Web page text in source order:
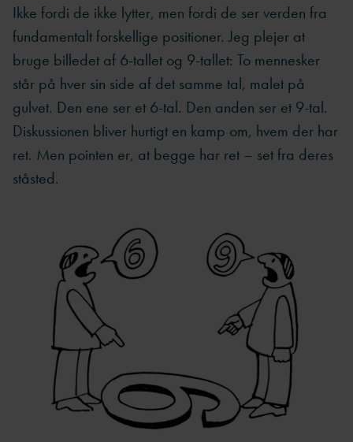
Ikke fordi de ikke lytter, men fordi de ser verden fra
fundamentalt forskellige positioner. Jeg plejer at
bruge billedet af 6-tallet og 9-tallet: To mennesker
står på hver sin side af det samme tal, malet på
gulvet. Den ene ser et 6-tal. Den anden ser et 9-tal.
Diskussionen bliver hurtigt en kamp om, hvem der har
ret. Men pointen er, at begge har ret – set fra deres
ståsted.